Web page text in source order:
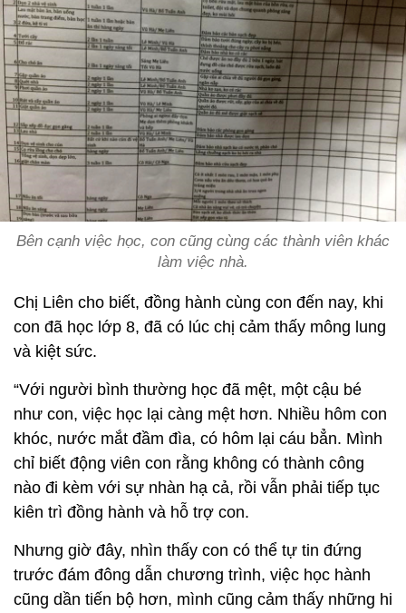
Bên cạnh việc học, con cũng cùng các thành viên khác
làm việc nhà.
Chị Liên cho biết, đồng hành cùng con đến nay, khi
con đã học lớp 8, đã có lúc chị cảm thấy mông lung
và kiệt sức.
“Với người bình thường học đã mệt, một cậu bé
như con, việc học lại càng mệt hơn. Nhiều hôm con
khóc, nước mắt đầm đìa, có hôm lại cáu bẳn. Mình
chỉ biết động viên con rằng không có thành công
nào đi kèm với sự nhàn hạ cả, rồi vẫn phải tiếp tục
kiên trì đồng hành và hỗ trợ con.
Nhưng giờ đây, nhìn thấy con có thể tự tin đứng
trước đám đông dẫn chương trình, việc học hành
cũng dần tiến bộ hơn, mình cũng cảm thấy những hi